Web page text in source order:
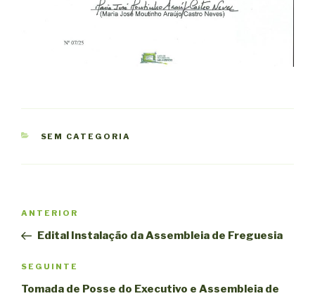
CATEGORIAS
SEM CATEGORIA
artigos
Conteúdo
anterior
ANTERIOR
Edital Instalação da Assembleia de Freguesia
Conteúdo
seguinte
SEGUINTE
Tomada de Posse do Executivo e Assembleia de